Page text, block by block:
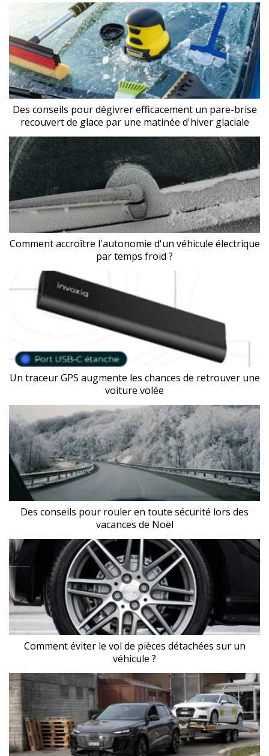
Des conseils pour dégivrer efficacement un pare-brise
recouvert de glace par une matinée d'hiver glaciale
Comment accroître l'autonomie d'un véhicule électrique
par temps froid ?
Un traceur GPS augmente les chances de retrouver une
voiture volée
Des conseils pour rouler en toute sécurité lors des
vacances de Noël
Comment éviter le vol de pièces détachées sur un
véhicule ?